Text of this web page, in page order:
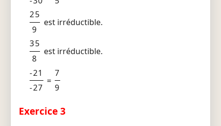
25
9
est irréductible.
35
8
est irréductible.
-21
-27
=
7
9
Exercice 3